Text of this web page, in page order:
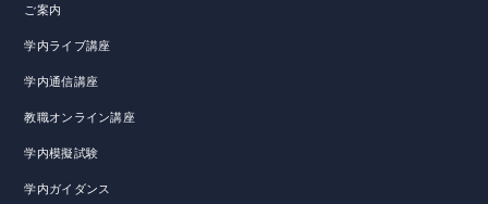
ご案内
学内ライブ講座
学内通信講座
教職オンライン講座
学内模擬試験
学内ガイダンス